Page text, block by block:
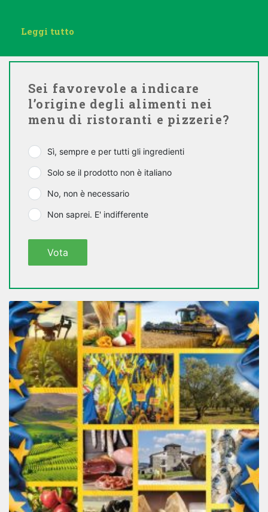
Leggi tutto
Sei favorevole a indicare
l’origine degli alimenti nei
menu di ristoranti e pizzerie?
Sì, sempre e per tutti gli ingredienti
Solo se il prodotto non è italiano
No, non è necessario
Non saprei. E' indifferente
Vota